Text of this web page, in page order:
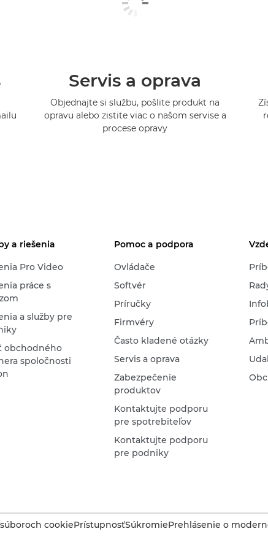
Servis a oprava
Objednajte si službu, pošlite produkt na
opravu alebo zistite viac o našom servise a
procese opravy
a riešenia
Pro Video
práce s
a služby pre
obchodného
spoločnosti
Pomoc a podpora
Ovládače
Softvér
Príručky
Firmvéry
Často kladené otázky
Servis a oprava
Zabezpečenie
produktov
Kontaktujte podporu
pre spotrebiteľov
Kontaktujte podporu
pre podniky
cookiePrístupnosťSúkromiePrehlásenie o